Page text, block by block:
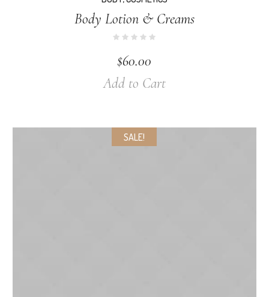
Body Lotion & Creams
$60.00
Add to Cart
SALE!